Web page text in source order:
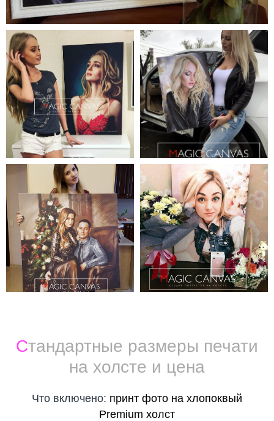
Стандартные размеры печати
на холсте и цена
Что включено: принт фото на хлопоквый
Premium холст